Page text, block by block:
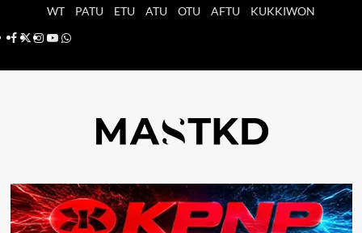
WT PATU ETU ATU OTU AFTU
KUKKIWON
Facebook
X Instagram
YouTube
Whatsapp